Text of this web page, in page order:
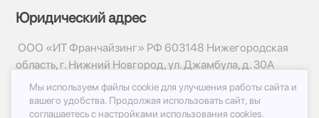
Юридический адрес
ООО «ИТ Франчайзинг» РФ 603148 Нижегородская
область, г. Нижний Новгород, ул. Джамбула, д. 30А
© 2017-2026г, База Цветов 24.ру
Политика конфиденциальности
Мы используем файлы cookie для улучшения работы сайта и
вашего удобства. Продолжая использовать сайт, вы
соглашаетесь с настройками использования cookies.